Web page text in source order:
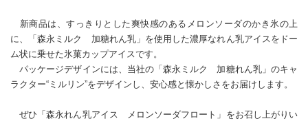
新商品は、すっきりとした爽快感のあるメロンソーダのかき氷の上
に、「森永ミルク 加糖れん乳」を使用した濃厚なれん乳アイスをドー
ム状に乗せた氷菓カップアイスです。
パッケージデザインには、当社の「森永ミルク 加糖れん乳」のキャ
ラクター“ミルリン”をデザインし、安心感と懐かしさをお届けします。
ぜひ「森永れん乳アイス メロンソーダフロート」をお召し上がりい